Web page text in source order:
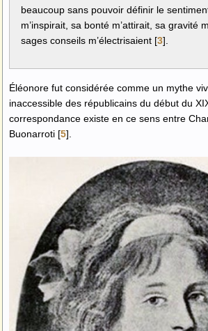
beaucoup sans pouvoir définir le
m’inspirait, sa bonté m’attirait, sa gravité
sages conseils m’électrisaient[3]
Éléonore fut considérée comme un mythe
inaccessible des républicains du début du
correspondance existe en ce sens entre
Buonarroti[5].